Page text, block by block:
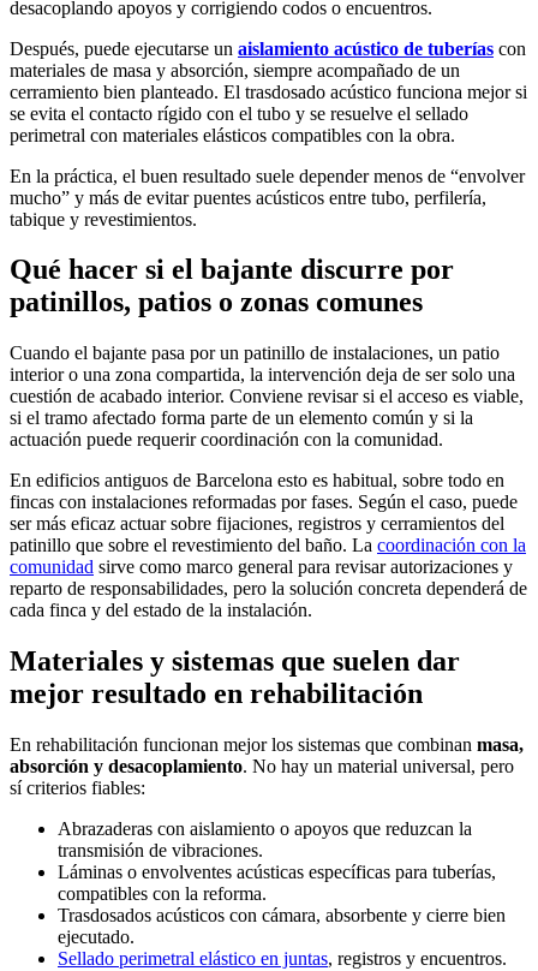
desacoplando apoyos y corrigiendo codos o encuentros.
Después, puede ejecutarse un aislamiento acústico de tuberías con
materiales de masa y absorción, siempre acompañado de un
cerramiento bien planteado. El trasdosado acústico funciona mejor si
se evita el contacto rígido con el tubo y se resuelve el sellado
perimetral con materiales elásticos compatibles con la obra.
En la práctica, el buen resultado suele depender menos de “envolver
mucho” y más de evitar puentes acústicos entre tubo, perfilería,
tabique y revestimientos.
Qué hacer si el bajante discurre por
patinillos, patios o zonas comunes
Cuando el bajante pasa por un patinillo de instalaciones, un patio
interior o una zona compartida, la intervención deja de ser solo una
cuestión de acabado interior. Conviene revisar si el acceso es viable,
si el tramo afectado forma parte de un elemento común y si la
actuación puede requerir coordinación con la comunidad.
En edificios antiguos de Barcelona esto es habitual, sobre todo en
fincas con instalaciones reformadas por fases. Según el caso, puede
ser más eficaz actuar sobre fijaciones, registros y cerramientos del
patinillo que sobre el revestimiento del baño. La coordinación con la
comunidad sirve como marco general para revisar autorizaciones y
reparto de responsabilidades, pero la solución concreta dependerá de
cada finca y del estado de la instalación.
Materiales y sistemas que suelen dar
mejor resultado en rehabilitación
En rehabilitación funcionan mejor los sistemas que combinan masa,
absorción y desacoplamiento. No hay un material universal, pero
sí criterios fiables:
Abrazaderas con aislamiento o apoyos que reduzcan la
transmisión de vibraciones.
Láminas o envolventes acústicas específicas para tuberías,
compatibles con la reforma.
Trasdosados acústicos con cámara, absorbente y cierre bien
ejecutado.
Sellado perimetral elástico en juntas, registros y encuentros.